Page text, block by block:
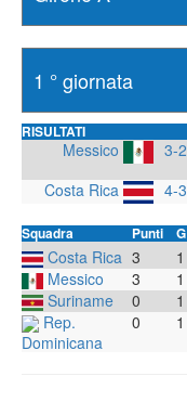
RISULTATI
Messico 3-2
Costa Rica
4-3
Squadra Punti G
Costa Rica 3 1
Messico
3 1
Suriname
0 1
Rep.
Dominicana
0 1